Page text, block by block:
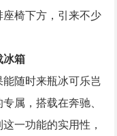
椅下方，引来不少
冰箱
随时来瓶冰可乐岂
属，搭载在奔驰、
一功能的实用性，